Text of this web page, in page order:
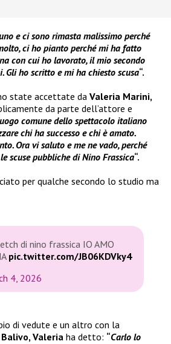
e ci sono rimasta malissimo perché
ci ho pianto perché mi ha fatto
con cui ho lavorato, il mio secondo
Gli ho scritto e mi ha chiesto scusa“.
state accettate da Valeria Marini,
da parte dell’attore e
comune dello spettacolo italiano
chi ha successo e chi è amato.
Ora vi saluto e me ne vado, perché
scuse pubbliche di Nino Frassica“.
per qualche secondo lo studio ma
di nino frassica IO AMO
pic.twitter.com/JB06KDVky4
4, 2026
di vedute e un altro con la
Valeria ha detto: “Carlo lo